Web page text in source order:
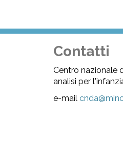
Contatti
Centro nazionale
analisi per
e-mail